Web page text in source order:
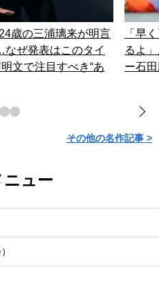
歳の三浦璃来が明言
なぜ発表はこのタイ
文で注目すべき“あ
「早
るよ
ー石
その他の名作記事 >
ニュー